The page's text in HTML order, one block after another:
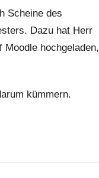
Scheine des
Dazu hat Herr
Moodle hochgeladen,
kümmern.